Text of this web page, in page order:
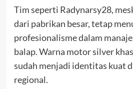
Tim seperti Radynarsy28,
dari pabrikan besar, tetap
profesionalisme dalam
balap. Warna motor silver
sudah menjadi identitas kuat
regional.